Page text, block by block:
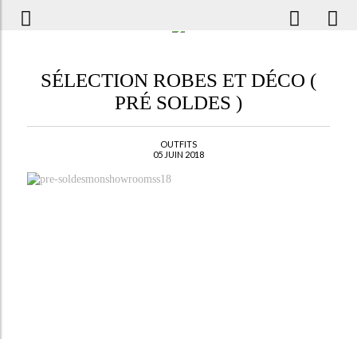
SÉLECTION ROBES ET DÉCO (
PRÉ SOLDES )
OUTFITS
05 JUIN 2018